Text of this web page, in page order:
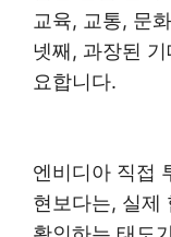
교육, 교통, 문
넷째, 과장된
요합니다.
엔비디아 직접
현보다는, 실제